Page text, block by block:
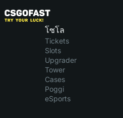
โซโล
Tickets
Slots
Upgrader
Tower
Cases
Poggi
eSports